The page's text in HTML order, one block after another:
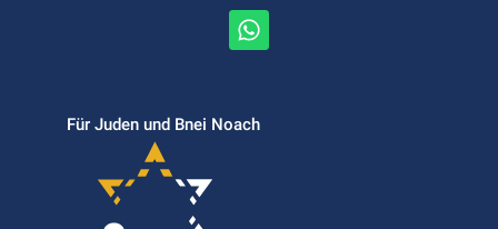
Für Juden und Bnei Noach